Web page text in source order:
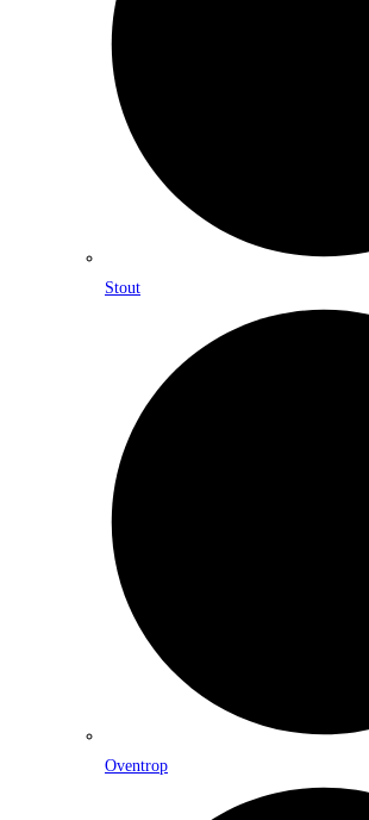
Stout
Oventrop